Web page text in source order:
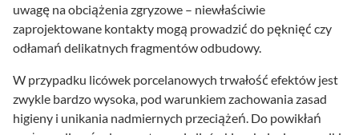
uwagę na obciążenia zgryzowe – niewłaściwie
zaprojektowane kontakty mogą prowadzić do pęknięć czy
odłamań delikatnych fragmentów odbudowy.
W przypadku licówek porcelanowych trwałość efektów jest
zwykle bardzo wysoka, pod warunkiem zachowania zasad
higieny i unikania nadmiernych przeciążeń. Do powikłań